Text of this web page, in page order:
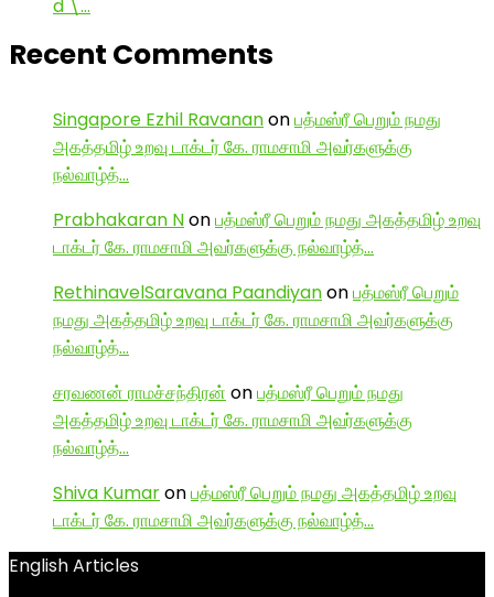
d \…
Recent Comments
Singapore Ezhil Ravananonபத்மஸ்ரீ பெறும் நமது
அகத்தமிழ் உறவு டாக்டர் கே. ராமசாமி அவர்களுக்கு
நல்வாழ்த்…
Prabhakaran Nonபத்மஸ்ரீ பெறும் நமது அகத்தமிழ் உறவு
டாக்டர் கே. ராமசாமி அவர்களுக்கு நல்வாழ்த்…
RethinavelSaravana Paandiyanonபத்மஸ்ரீ பெறும்
நமது அகத்தமிழ் உறவு டாக்டர் கே. ராமசாமி அவர்களுக்கு
நல்வாழ்த்…
சரவணன் ராமச்சந்திரன் onபத்மஸ்ரீ பெறும் நமது
அகத்தமிழ் உறவு டாக்டர் கே. ராமசாமி அவர்களுக்கு
நல்வாழ்த்…
Shiva Kumaronபத்மஸ்ரீ பெறும் நமது அகத்தமிழ் உறவு
டாக்டர் கே. ராமசாமி அவர்களுக்கு நல்வாழ்த்…
English Articles